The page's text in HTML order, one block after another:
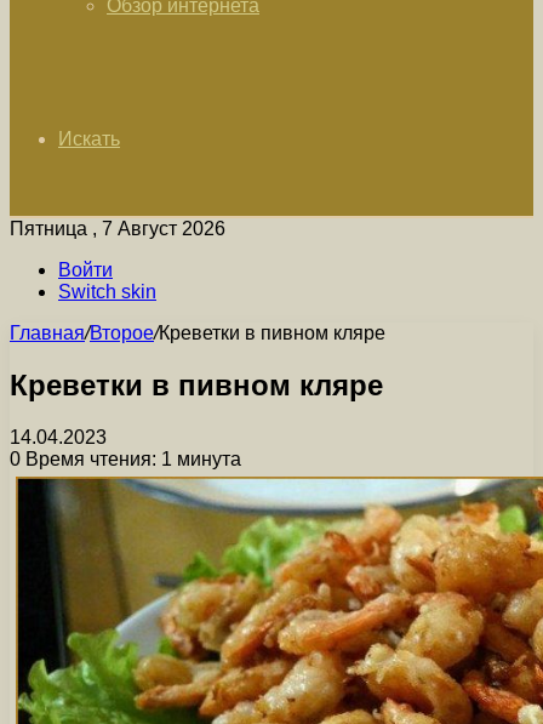
Обзор интернета
Искать
Пятница , 7 Август 2026
Войти
Switch skin
Главная/Второе/Креветки в пивном кляре
Креветки в пивном кляре
14.04.2023
0 Время чтения: 1 минута